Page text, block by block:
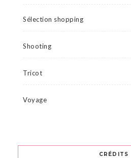
Sélection shopping
Shooting
Tricot
Voyage
CRÉDITS